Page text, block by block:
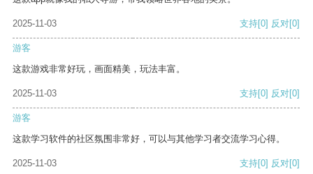
2025-11-03 支持[0] 反对[0]
游客
这款游戏非常好玩，画面精美，玩法丰富。
2025-11-03 支持[0] 反对[0]
游客
这款学习软件的社区氛围非常好，可以与其他学习者交流学习心得。
2025-11-03 支持[0] 反对[0]